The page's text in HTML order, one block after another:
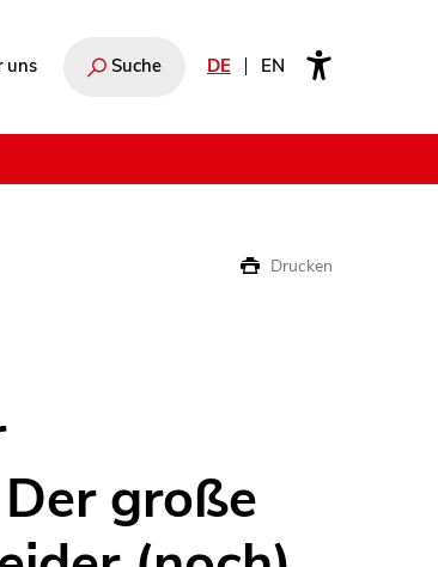
uns Suche DE EN
Drucken
große